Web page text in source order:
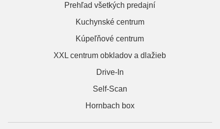
Prehľad všetkých predajní
Kuchynské centrum
Kúpeľňové centrum
XXL centrum obkladov a dlažieb
Drive-In
Self-Scan
Hornbach box